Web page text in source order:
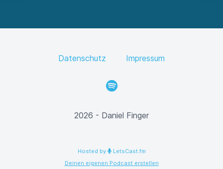
Datenschutz Impressum
Spotify
2026 - Daniel Finger
Hosted by
LetsCast.fm
Deinen eigenen Podcast erstellen